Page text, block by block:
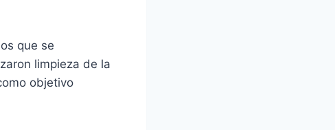
que se
limpieza de la
objetivo